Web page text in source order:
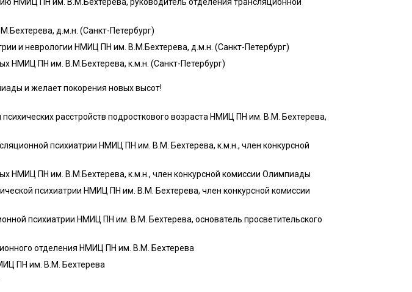
д.м.н. (Санкт-Петербург)
и неврологии НМИЦ ПН им. В.М.Бехтерева, д.м.н. (Санкт-Петербург)
НМИЦ ПН им. В.М.Бехтерева, к.м.н. (Санкт-Петербург)
и желает покорения новых высот!
расстройств подросткового возраста НМИЦ ПН им. В.М. Бехтерева,
психиатрии НМИЦ ПН им. В.М. Бехтерева, к.м.н., член конкурсной
НМИЦ ПН им. В.М.Бехтерева, к.м.н., член конкурсной комиссии Олимпиады
психиатрии НМИЦ ПН им. В.М. Бехтерева, член конкурсной комиссии
психиатрии НМИЦ ПН им. В.М. Бехтерева, основатель просветительского
отделения НМИЦ ПН им. В.М. Бехтерева
ПН им. В.М. Бехтерева